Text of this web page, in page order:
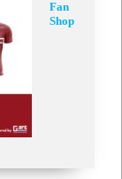
Fan
Shop